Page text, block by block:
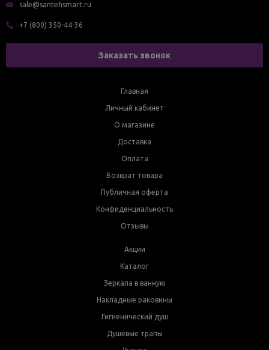
sale@santehsmart.ru
+7 (800) 350-44-36
Заказать звонок
Главная
Личный кабинет
О магазине
Доставка
Оплата
Возврат товара
Публичная оферта
Конфиденциальность
Отзывы
Акции
Каталог
Зеркала в ванную
Накладные раковины
Гигиенический душ
Душевые трапы